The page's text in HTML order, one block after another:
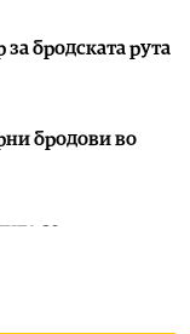
бродската рута
бродови во
сo